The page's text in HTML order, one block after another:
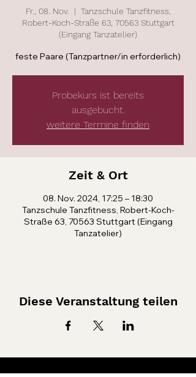
Fr., 08. Nov.
  |
Tanzschule Tanzfitness,
Robert-Koch-Straße 63, 70563 Stuttgart
(Eingang Tanzatelier)
feste Paare (Tanzpartner/in erforderlich)
Probekurs ist bereits
ausgebucht.
weitere Termine finden
Zeit & Ort
08. Nov. 2024, 17:25 – 18:30
Tanzschule Tanzfitness, Robert-Koch-
Straße 63, 70563 Stuttgart (Eingang
Tanzatelier)
Diese Veranstaltung teilen